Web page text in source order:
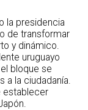
la presidencia
de transformar
y dinámico.
uruguayo
bloque se
a la ciudadanía.
establecer